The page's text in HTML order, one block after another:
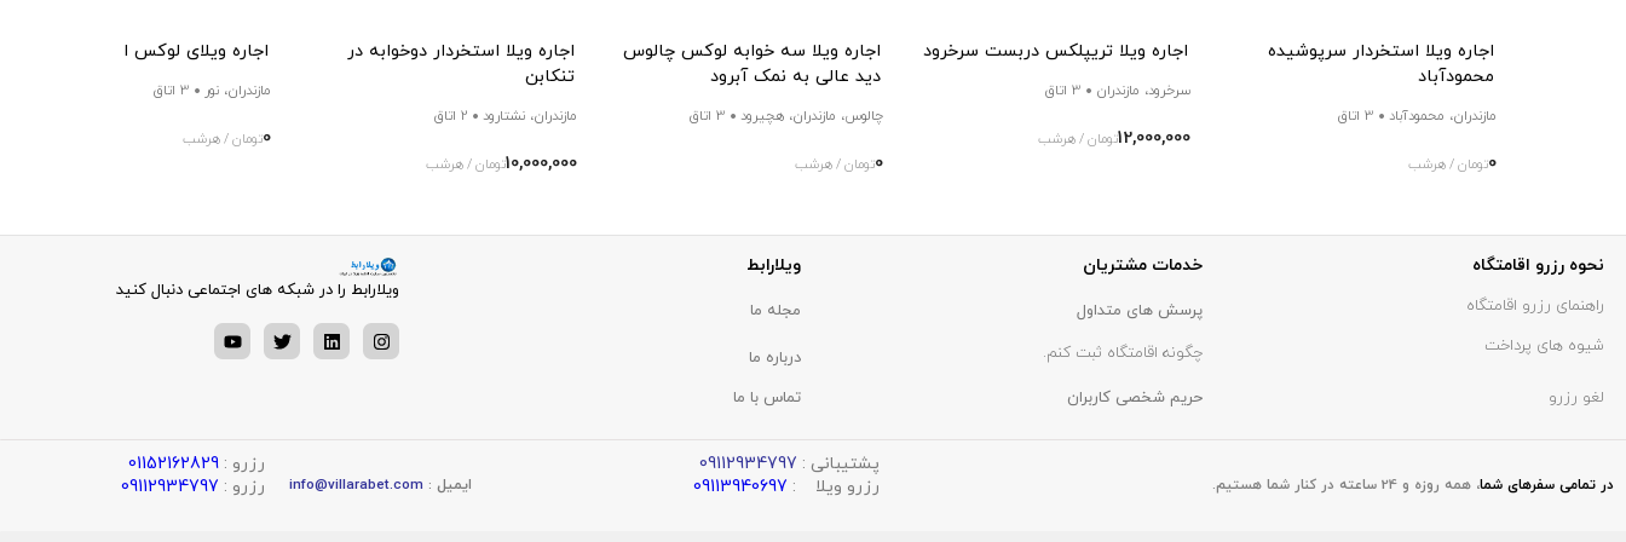
اجاره ویلا استخردار سرپوشیده
محمودآباد
مازندران، محمودآباد 3 اتاق
0تومان / هرشب
اجاره ویلا تریپلکس دربست سرخرود
سرخرود، مازندران 3 اتاق
12,000,000تومان / هرشب
اجاره ویلا سه خوابه لوکس چالوس
دید عالی به نمک آبرود
چالوس، مازندران، هچیرود 3 اتاق
0تومان / هرشب
اجاره ویلا استخردار دوخوابه در
تنکابن
مازندران، نشتارود 2 اتاق
10,000,000تومان / هرشب
اجاره ویلای لوکس استخردار در نور
مازندران، نور 3 اتاق
0تومان / هرشب
نحوه رزرو اقامتگاه
راهنمای رزرو اقامتگاه
شیوه های پرداخت
لغو رزرو
خدمات مشتریان
پرسش های متداول
چگونه اقامتگاه ثبت کنم.
حریم شخصی کاربران
ویلارابط
مجله ما
درباره ما
تماس با ما
ویلارابط را در شبکه های اجتماعی دنبال کنید
در تمامی سفر‌های شما، همه روزه و 24 ساعته در کنار شما هستیم.
پشتیبانی : 09112934797
رزرو ویلا : 09113940697 ایمیل : info@villarabet.com
رزرو : 01152162829
رزرو : 09112934797